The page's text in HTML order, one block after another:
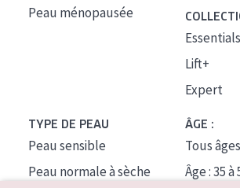
Peau ménopausée
Essentials
Lift+
Expert
TYPE DE PEAU
Peau sensible
Peau normale à sèche
ÂGE :
Tous âges
Âge : 35 à